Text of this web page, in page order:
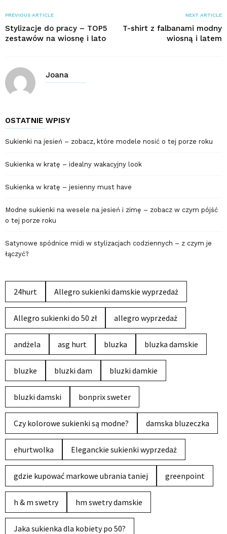
PREVIOUS ARTICLE
Stylizacje do pracy – TOP5
zestawów na wiosnę i lato
NEXT ARTICLE
T-shirt z falbanami modny
wiosną i latem
Joana
OSTATNIE WPISY
Sukienki na jesień – zobacz, które modele nosić o tej porze roku
Sukienka w kratę – idealny wakacyjny look
Sukienka w kratę – jesienny must have
Modne sukienki na wesele na jesień i zimę – zobacz w czym pójść
o tej porze roku
Satynowe spódnice midi w stylizacjach codziennych – z czym je
łączyć?
24hurt Allegro sukienki damskie wyprzedaż
Allegro sukienki do 50 zł allegro wyprzedaż
andżela asg hurt bluzka bluzka damskie
bluzke bluzki dam bluzki damkie
bluzki damski bonprix sweter
Czy kolorowe sukienki są modne? damska bluzeczka
ehurtwolka Eleganckie sukienki wyprzedaż
gdzie kupować markowe ubrania taniej greenpoint
h & m swetry hm swetry damskie
Jaka sukienka dla kobiety po 50?